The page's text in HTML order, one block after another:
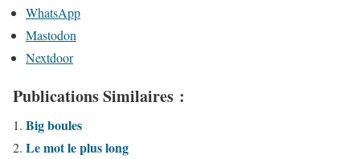
WhatsApp
Mastodon
Nextdoor
Publications Similaires :
Big boules
Le mot le plus long